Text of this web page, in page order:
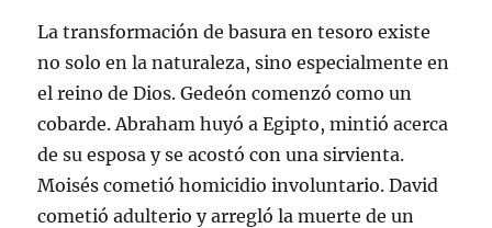
La transformación de basura en tesoro existe
no solo en la naturaleza, sino especialmente en
el reino de Dios. Gedeón comenzó como un
cobarde. Abraham huyó a Egipto, mintió acerca
de su esposa y se acostó con una sirvienta.
Moisés cometió homicidio involuntario. David
cometió adulterio y arregló la muerte de un